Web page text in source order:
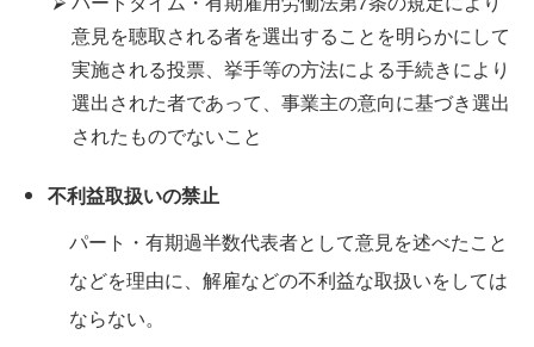
意見を聴取される者を選出することを明らかにして
実施される投票、挙手等の方法による手続きにより
選出された者であって、事業主の意向に基づき選出
されたものでないこと
不利益取扱いの禁止
パート・有期過半数代表者として意見を述べたこと
などを理由に、解雇などの不利益な取扱いをしては
ならない。